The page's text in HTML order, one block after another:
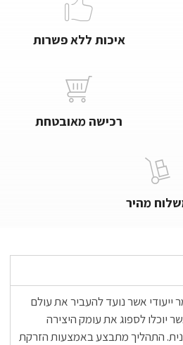
איכות ללא פשרות
רכישה מאובטחת
מהיר
ייעודי אשר נועד להעביר את עולם
יוכלו לספוג את עומק היצירה
התהליך מתבצע באמצעות הזרקת